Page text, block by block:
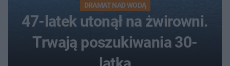
DRAMAT NAD WODĄ
47-latek utonął na żwirowni.
Trwają poszukiwania 30-